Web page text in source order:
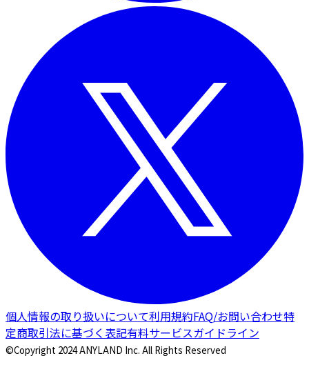
個人情報の取り扱いについて利用規約FAQ/お問い合わせ特
定商取引法に基づく表記有料サービスガイドライン
©Copyright 2024 ANYLAND Inc. All Rights Reserved